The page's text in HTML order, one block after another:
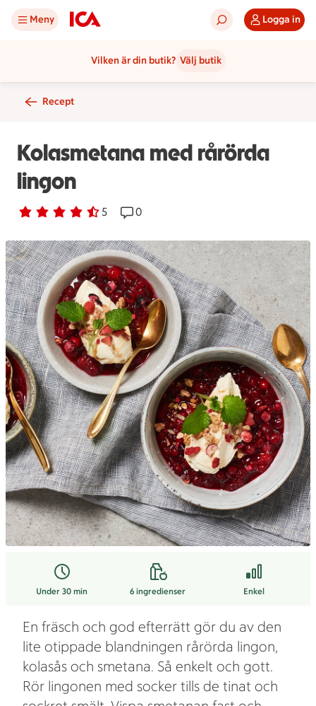
Meny Logga in
Vilken är din butik? Välj butik
Recept
Kolasmetana med rårörda
lingon
Betyg 4.6 av 5. 5
5 personer har röstatReceptet har 0 kommentarer
0
Under 30 min 6ingredienser Enkel
En fräsch och god efterrätt gör du av den
lite otippade blandningen rårörda lingon,
kolasås och smetana. Så enkelt och gott.
Rör lingonen med socker tills de tinat och